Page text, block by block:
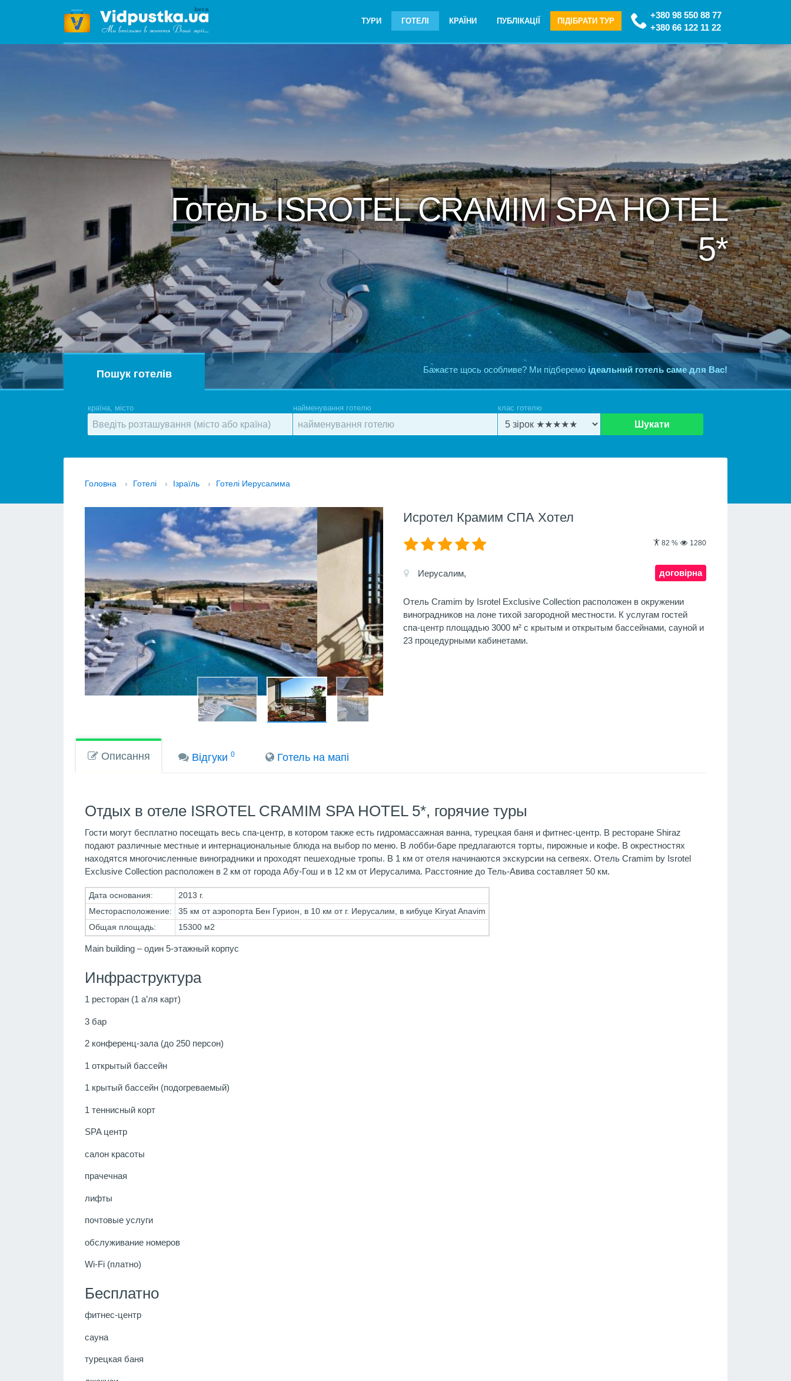
+380 98 550 88 77
+380 66 122 11 22
ТУРИ ГОТЕЛІ КРАЇНИ ПУБЛІКАЦІЇ ПІДІБРАТИ ТУР
Готель ISROTEL CRAMIM SPA HOTEL
5*
Бажаєте щось особливе? Ми підберемо ідеальний готель саме для Вас!
Пошук готелів
країна, місто найменування готелю клас готелю
Шукати
Головна › Готелі › Ізраїль › Готелі Иерусалима
Исротел Крамим СПА Хотел
82 % 1280
договірна
Иерусалим,
Отель Cramim by Isrotel Exclusive Collection расположен в окружении
виноградников на лоне тихой загородной местности. К услугам гостей
спа-центр площадью 3000 м² с крытым и открытым бассейнами, сауной и
23 процедурными кабинетами.
Описання Вiдгуки0 Готель на мапi
Отдых в отеле ISROTEL CRAMIM SPA HOTEL 5*, горячие туры
Гости могут бесплатно посещать весь спа-центр, в котором также есть гидромассажная ванна, турецкая баня и фитнес-центр. В ресторане Shiraz
подают различные местные и интернациональные блюда на выбор по меню. В лобби-баре предлагаются торты, пирожные и кофе. В окрестностях
находятся многочисленные виноградники и проходят пешеходные тропы. В 1 км от отеля начинаются экскурсии на сегвеях. Отель Cramim by Isrotel
Exclusive Collection расположен в 2 км от города Абу-Гош и в 12 км от Иерусалима. Расстояние до Тель-Авива составляет 50 км.
Дата основания:
2013 г.
Месторасположение:
35 км от аэропорта Бен Гурион, в 10 км от г. Иерусалим, в кибуце Kiryat Anavim
Общая площадь:
15300 м2
Main building – один 5-этажный корпус
Инфраструктура
1 ресторан (1 а’ля карт)
3 бар
2 конференц-зала (до 250 персон)
1 открытый бассейн
1 крытый бассейн (подогреваемый)
1 теннисный корт
SPA центр
салон красоты
прачечная
лифты
почтовые услуги
обслуживание номеров
Wi-Fi (платно)
Бесплатно
фитнес-центр
сауна
турецкая баня